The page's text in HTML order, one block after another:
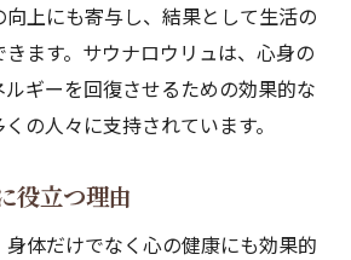
上にも寄与し、結果として生活の
ます。サウナロウリュは、心身の
ギーを回復させるための効果的な
の人々に支持されています。
役立つ理由
体だけでなく心の健康にも効果的